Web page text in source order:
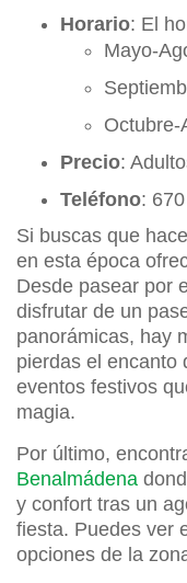
Horario: El
Mayo-
Octubre-
Precio:
Teléfono:
Si buscas que
en esta época
Desde pasear por
disfrutar de un
panorámicas, hay
pierdas el encanto
eventos festivos
magia.
Por último,
Benalmádena
y confort tras un
fiesta. Puedes ver
opciones de la